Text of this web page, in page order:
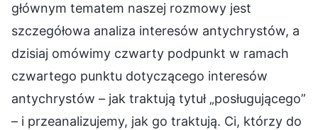
głównym tematem naszej rozmowy jest
szczegółowa analiza interesów antychrystów, a
dzisiaj omówimy czwarty podpunkt w ramach
czwartego punktu dotyczącego interesów
antychrystów – jak traktują tytuł „posługującego”
– i przeanalizujemy, jak go traktują. Ci, którzy do